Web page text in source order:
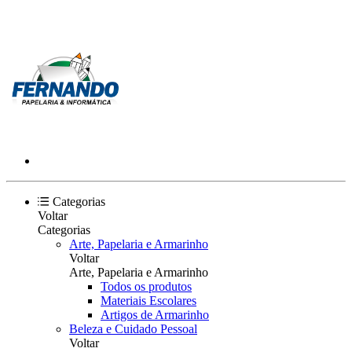
Categorias
Voltar
Categorias
Arte, Papelaria e Armarinho
Voltar
Arte, Papelaria e Armarinho
Todos os produtos
Materiais Escolares
Artigos de Armarinho
Beleza e Cuidado Pessoal
Voltar